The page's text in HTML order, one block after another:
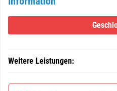
Weitere Leistungen: